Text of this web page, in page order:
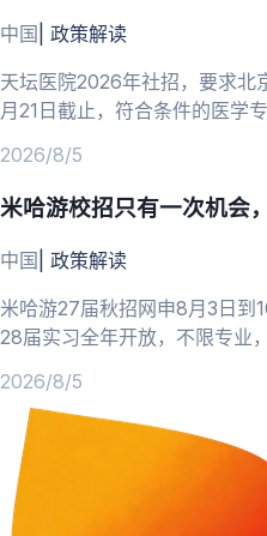
中国 政策解读
天坛医院2026年社招，要求北
月21日截止，符合条件的医学
2026/8/5
米哈游校招只有一次机会
中国 政策解读
米哈游27届秋招网申8月3日到
28届实习全年开放，不限专业
2026/8/5